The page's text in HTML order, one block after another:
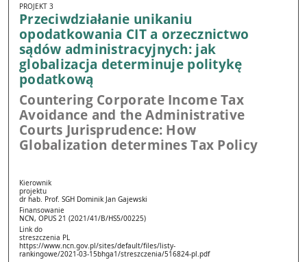
PROJEKT 3
Przeciwdziałanie unikaniu
opodatkowania CIT a orzecznictwo
sądów administracyjnych: jak
globalizacja determinuje politykę
podatkową
Countering Corporate Income Tax
Avoidance and the Administrative
Courts Jurisprudence: How
Globalization determines Tax Policy
Kierownik
projektu
dr hab. Prof. SGH Dominik Jan Gajewski
Finansowanie
NCN, OPUS 21 (2021/41/B/HS5/00225)
Link do
streszczenia PL
https://www.ncn.gov.pl/sites/default/files/listy-
rankingowe/2021-03-15bhga1/streszczenia/516824-pl.pdf